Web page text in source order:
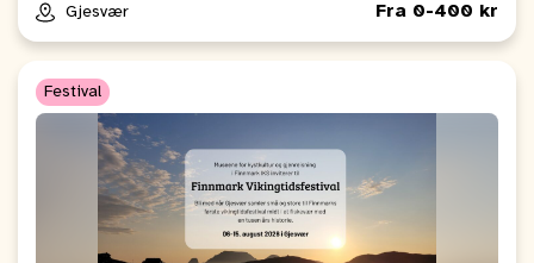
Gjesvær Fra 0-400 kr
Festival